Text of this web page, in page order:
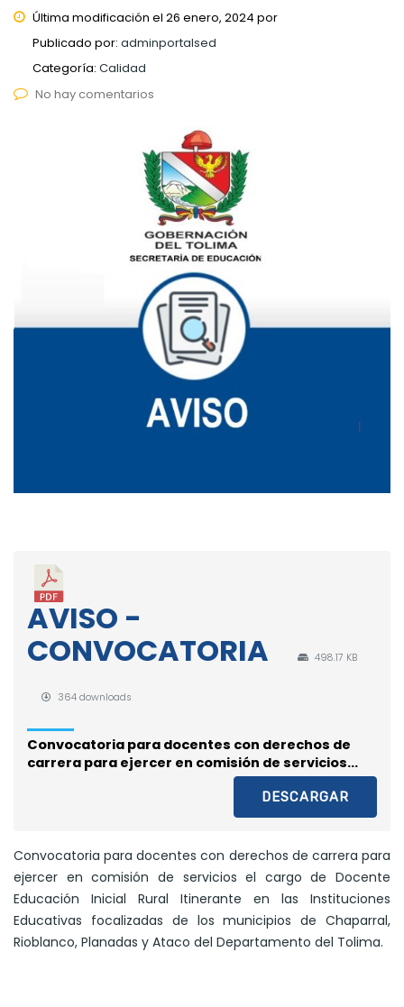
Última modificación el 26 enero, 2024 por
Publicado por: adminportalsed
Categoría: Calidad
No hay comentarios
AVISO -
CONVOCATORIA
498.17 KB
364 downloads
Convocatoria para docentes con derechos de
carrera para ejercer en comisión de servicios...
DESCARGAR
Convocatoria para docentes con derechos de carrera para
ejercer en comisión de servicios el cargo de Docente
Educación Inicial Rural Itinerante en las Instituciones
Educativas focalizadas de los municipios de Chaparral,
Rioblanco, Planadas y Ataco del Departamento del Tolima.